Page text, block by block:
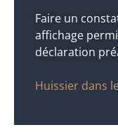
Faire un
affichage
déclaration
Huissier dans